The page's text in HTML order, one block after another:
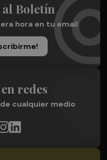
Boletín
hora en tu email
redes
cualquier medio